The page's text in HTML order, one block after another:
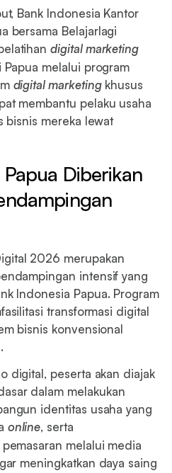
Bank Indonesia Kantor
bersama Belajarlagi
digital marketing
melalui program
digital marketingkhusus
membantu pelaku usaha
bisnis mereka lewat
Diberikan
2026 merupakan
intensif yang
Indonesia Papua. Program
transformasi digital
bisnis konvensional
digital, peserta akan diajak
dalam melakukan
identitas usaha yang
online, serta
melalui media
meningkatkan daya saing